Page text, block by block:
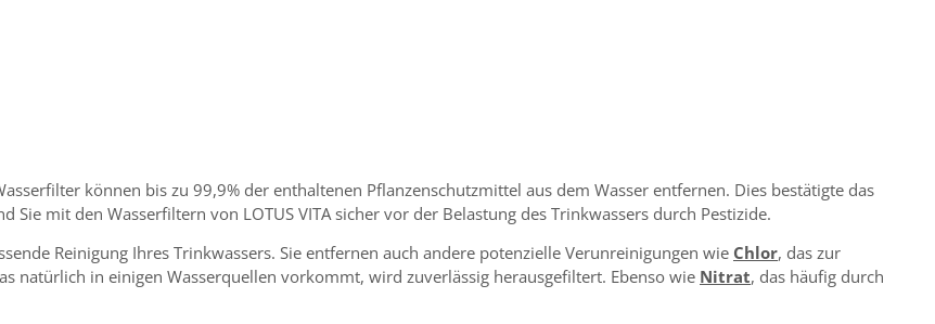
können bis zu 99,9% der enthaltenen Pflanzenschutzmittel aus dem Wasser entfernen. Dies bestätigte das
Sie mit den Wasserfiltern von LOTUS VITA sicher vor der Belastung des Trinkwassers durch Pestizide.
Reinigung Ihres Trinkwassers. Sie entfernen auch andere potenzielle Verunreinigungen wie Chlor, das zur
natürlich in einigen Wasserquellen vorkommt, wird zuverlässig herausgefiltert. Ebenso wie Nitrat, das häufig durch